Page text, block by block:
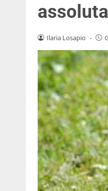
Ilaria Losapio -